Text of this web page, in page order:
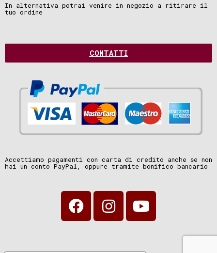
In alternativa potrai venire in negozio a ritirare il
tuo ordine
CONTATTI
Accettiamo pagamenti con carta di credito anche se non
hai un conto PayPal, oppure tramite bonifico bancario